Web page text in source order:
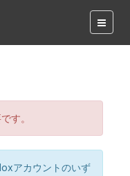
す。
アカウントのいず